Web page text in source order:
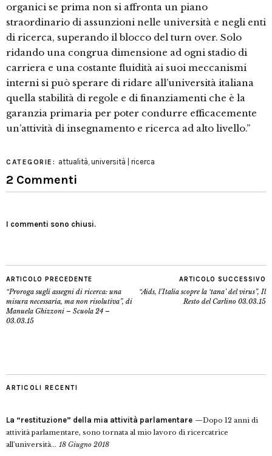
organici se prima non si affronta un piano
straordinario di assunzioni nelle università e negli enti
di ricerca, superando il blocco del turn over. Solo
ridando una congrua dimensione ad ogni stadio di
carriera e una costante fluidità ai suoi meccanismi
interni si può sperare di ridare all’università italiana
quella stabilità di regole e di finanziamenti che è la
garanzia primaria per poter condurre efficacemente
un’attività di insegnamento e ricerca ad alto livello.”
CATEGORIE: attualità, università | ricerca
2 Commenti
I commenti sono chiusi.
ARTICOLO PRECEDENTE
“Proroga sugli assegni di ricerca: una
misura necessaria, ma non risolutiva”, di
Manuela Ghizzoni – Scuola 24 –
03.03.15
ARTICOLO SUCCESSIVO
“Aids, l’Italia scopre la ‘tana’ del virus”, Il
Resto del Carlino 03.03.15
ARTICOLI RECENTI
La “restituzione” della mia attività parlamentare
Dopo 12 anni di
attività parlamentare, sono tornata al mio lavoro di ricercatrice
all’università... 18 Giugno 2018